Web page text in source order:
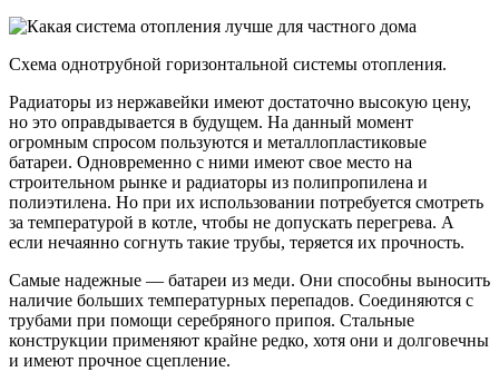
Схема однотрубной горизонтальной системы отопления.
Радиаторы из нержавейки имеют достаточно высокую цену,
но это оправдывается в будущем. На данный момент
огромным спросом пользуются и металлопластиковые
батареи. Одновременно с ними имеют свое место на
строительном рынке и радиаторы из полипропилена и
полиэтилена. Но при их использовании потребуется смотреть
за температурой в котле, чтобы не допускать перегрева. А
если нечаянно согнуть такие трубы, теряется их прочность.
Самые надежные — батареи из меди. Они способны выносить
наличие больших температурных перепадов. Соединяются с
трубами при помощи серебряного припоя. Стальные
конструкции применяют крайне редко, хотя они и долговечны
и имеют прочное сцепление.